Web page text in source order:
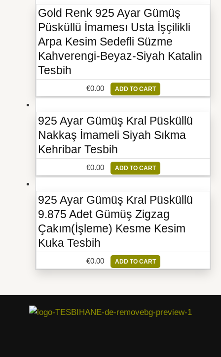
Gold Renk 925 Ayar Gümüş
Püsküllü İmamesı Usta İşçilikli
Arpa Kesim Sedefli Süzme
Kahverengi-Beyaz-Siyah Katalin
Tesbih
€0.00 ADD TO CART
925 Ayar Gümüş Kral Püsküllü
Nakkaş İmameli Siyah Sıkma
Kehribar Tesbih
€0.00 ADD TO CART
925 Ayar Gümüş Kral Püsküllü
9.875 Adet Gümüş Zigzag
Çakım(İşleme) Kesme Kesim
Kuka Tesbih
€0.00 ADD TO CART